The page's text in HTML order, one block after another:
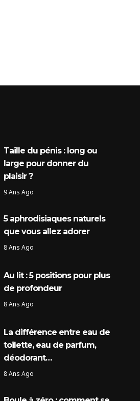
Taille du pénis : long ou
large pour donner du
plaisir ?
9 Ans Ago
5 aphrodisiaques naturels
que vous allez adorer
8 Ans Ago
Au lit : 5 positions pour plus
de profondeur
8 Ans Ago
La différence entre eau de
toilette, eau de parfum,
déodorant…
8 Ans Ago